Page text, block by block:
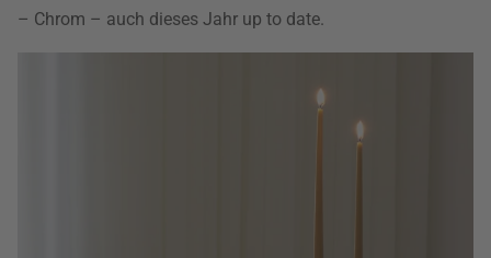
– Chrom – auch dieses Jahr up to date.